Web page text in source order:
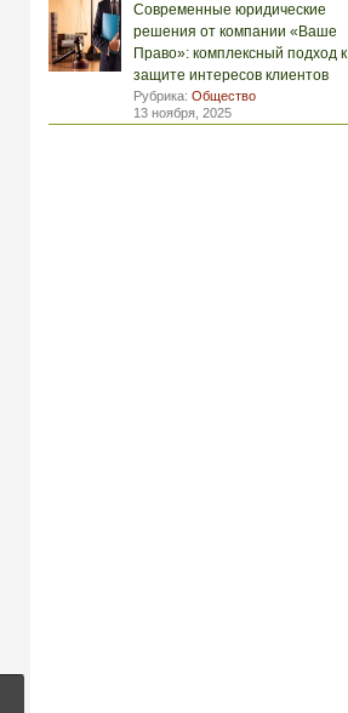
Современные юридические
решения от компании «Ваше
Право»: комплексный подход к
защите интересов клиентов
Рубрика: Общество
13 ноября, 2025